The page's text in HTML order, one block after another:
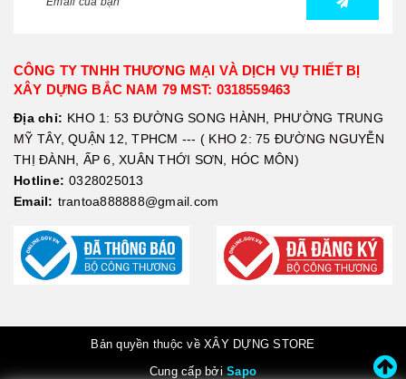
CÔNG TY TNHH THƯƠNG MẠI VÀ DỊCH VỤ THIẾT BỊ
XÂY DỰNG BẮC NAM 79 MST: 0318559463
Địa chỉ: KHO 1: 53 ĐƯỜNG SONG HÀNH, PHƯỜNG TRUNG
MỸ TÂY, QUẬN 12, TPHCM --- ( KHO 2: 75 ĐƯỜNG NGUYỄN
THỊ ĐÀNH, ẤP 6, XUÂN THỚI SƠN, HÓC MÔN)
Hotline: 0328025013
Email: trantoa888888@gmail.com
Bản quyền thuộc về XÂY DỰNG STORE
Cung cấp bởiSapo